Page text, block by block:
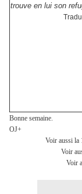
trouve en lui son
Bonne semaine.
OJ+
Voir aussi la
Voir
Voir